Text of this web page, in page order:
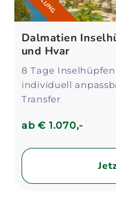
Dalmatien
und Hvar
8 Tage
individuell
Transfer
ab€ 1.070,-